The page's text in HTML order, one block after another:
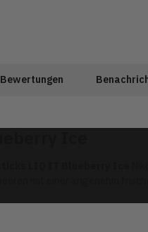
Bewertungen